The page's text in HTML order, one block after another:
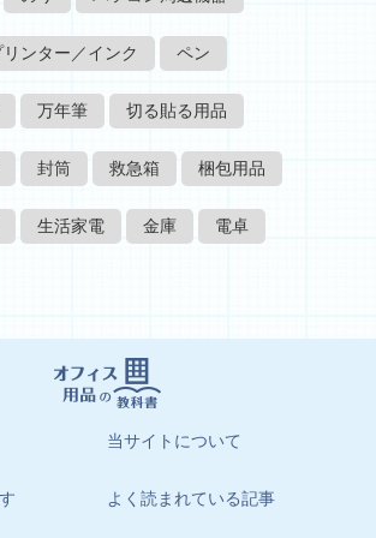
リンター／インク ペン
万年筆 切る貼る用品
封筒 救急箱 梱包用品
生活家電 金庫 電卓
当サイトについて
よく読まれている記事